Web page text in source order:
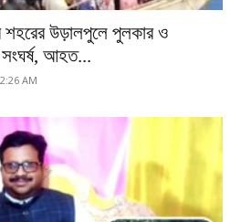
উড়ালপুলে পুলকার ও
সংঘর্ষ, আহত...
AM